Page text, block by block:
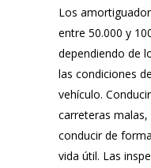
Los
entre 50.000 y
dependiendo de
las condiciones
vehículo.
carreteras
conducir de
vida útil. Las